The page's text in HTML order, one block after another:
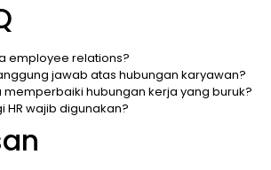
employee relations?
jawab atas hubungan karyawan?
hubungan kerja yang buruk?
HR wajib digunakan?